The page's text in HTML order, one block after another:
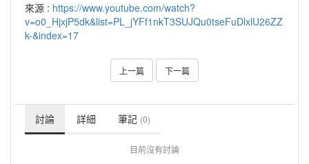
來源 : https://www.youtube.com/watch?
v=o0_HjxjP5dk&list=PL_jYFf1nkT3SUJQu0tseFuDlxlU26ZZ
k-&index=17
上一篇 下一篇
討論 詳細 筆記 (0)
目前沒有討論